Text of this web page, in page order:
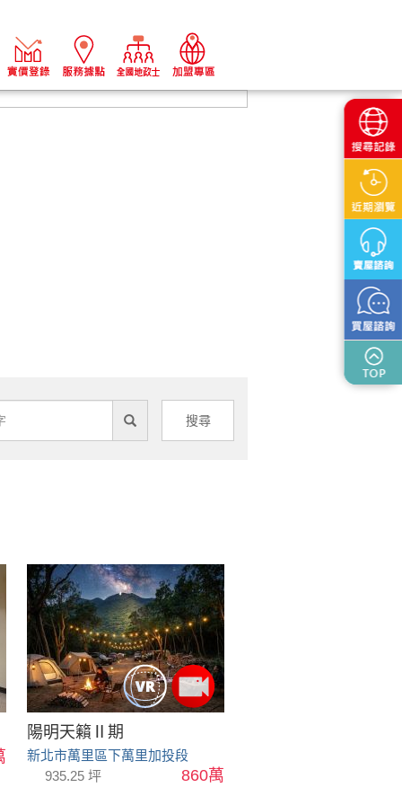
搜尋
陽明天籟Ⅱ期
新北市萬里區下萬里加投段
860萬
935.25 坪